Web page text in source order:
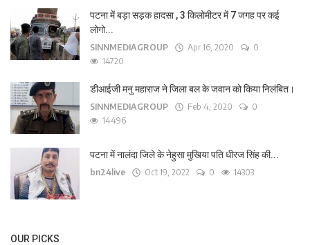
पटना में बड़ा सड़क हादसा , 3 किलोमीटर में 7 जगह पर कई
लोगो...
SINNMEDIAGROUP Apr 16, 2020
0
14720
डीआईजी मनु महाराज ने जिला बल के जवान को किया निलंबित।
SINNMEDIAGROUP Feb 4, 2020
0
14496
पटना में नालंदा जिले के नेहुसा मुखिया पति धीरज सिंह की...
bn24live Oct 19, 2022 0 14303
OUR PICKS